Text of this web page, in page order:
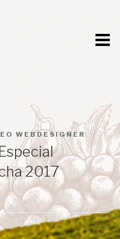
WEBDESIGNER
2017